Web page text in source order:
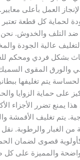
العمل بأعلى
لحماية كل قطعة
ضد التلف والخدوش.
عالية الجودة
بشكل فردي ومحكم
والورق المقوى
الحساسة يتم تغليفها
على حماية الزوايا
يمنع تضرر الأجزاء
يتم تغليف الأقمشة
من الغبار والرطوبة.
قصوى لضمان
والمميزة على